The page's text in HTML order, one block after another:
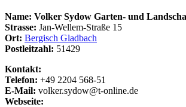
Name: Volker Sydow Garten- und
Strasse: Jan-Wellem-Straße 15
Ort: Bergisch Gladbach
Postleitzahl: 51429
Kontakt:
Telefon: +49 2204 568-51
E-Mail: volker.sydow@t-online.de
Webseite: